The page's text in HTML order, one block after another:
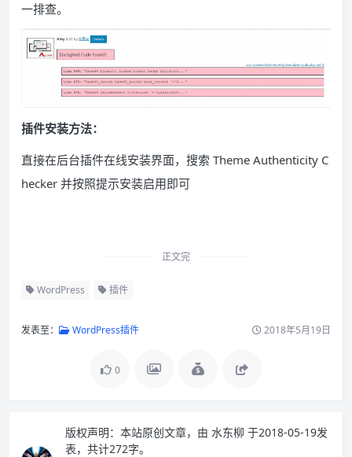
一排查。
插件安装方法：
直接在后台插件在线安装界面，搜索 Theme Authenticity C
hecker 并按照提示安装启用即可
正文完
WordPress 插件
发表至： WordPress插件 2018年5月19日
0
版权声明： 本站原创文章，由 水东柳 于2018-05-19发
表，共计272字。